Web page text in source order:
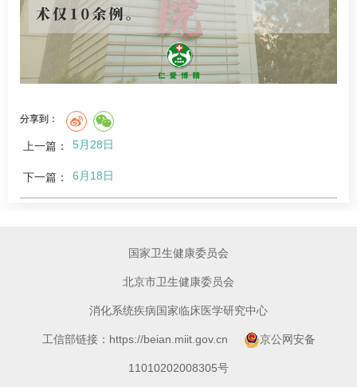
分享到：
上一篇： 5月28日
下一篇： 6月18日
国家卫生健康委员会
北京市卫生健康委员会
消化系统疾病国家临床医学研究中心
工信部链接：https://beian.miit.gov.cn 京公网安备
11010202008305号